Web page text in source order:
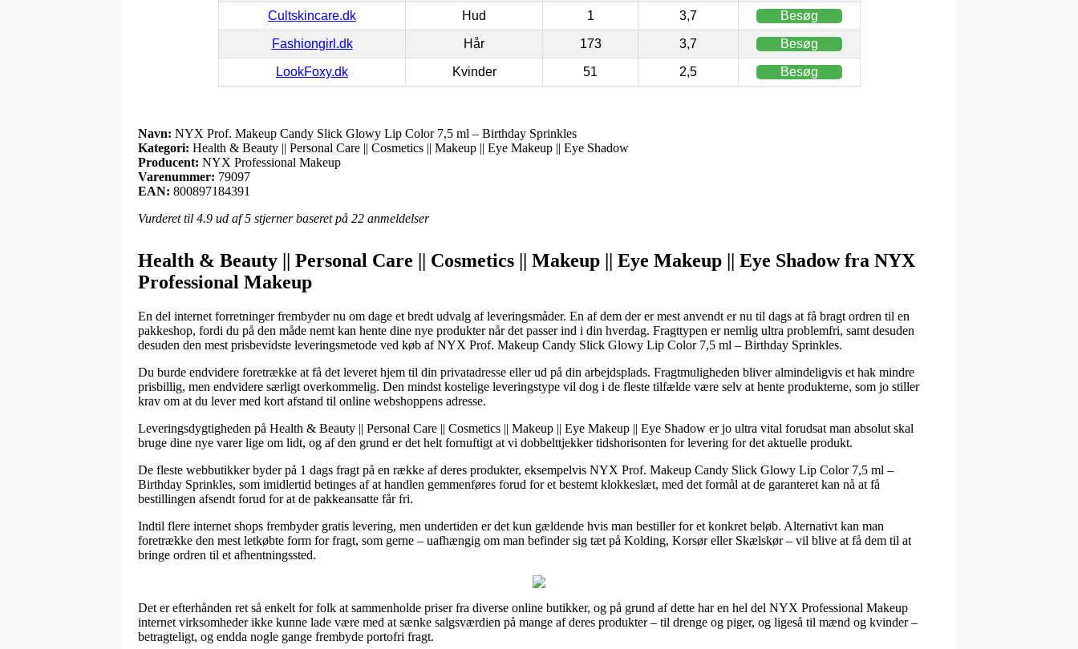
Cultskincare.dk Hud 1 3,7 Besøg
Fashiongirl.dk Hår 173 3,7 Besøg
LookFoxy.dk Kvinder 51 2,5 Besøg
Navn: NYX Prof. Makeup Candy Slick Glowy Lip Color 7,5 ml – Birthday Sprinkles
Kategori: Health & Beauty || Personal Care || Cosmetics || Makeup || Eye Makeup || Eye Shadow
Producent: NYX Professional Makeup
Varenummer: 79097
EAN: 800897184391
Vurderet til 4.9 ud af 5 stjerner baseret på 22 anmeldelser
Health & Beauty || Personal Care || Cosmetics || Makeup || Eye Makeup || Eye Shadow fra NYX
Professional Makeup
En del internet forretninger frembyder nu om dage et bredt udvalg af leveringsmåder. En af dem der er mest anvendt er nu til dags at få bragt ordren til en
pakkeshop, fordi du på den måde nemt kan hente dine nye produkter når det passer ind i din hverdag. Fragttypen er nemlig ultra problemfri, samt desuden
desuden den mest prisbevidste leveringsmetode ved køb af NYX Prof. Makeup Candy Slick Glowy Lip Color 7,5 ml – Birthday Sprinkles.
Du burde endvidere foretrække at få det leveret hjem til din privatadresse eller ud på din arbejdsplads. Fragtmuligheden bliver almindeligvis et hak mindre
prisbillig, men endvidere særligt overkommelig. Den mindst kostelige leveringstype vil dog i de fleste tilfælde være selv at hente produkterne, som jo stiller
krav om at du lever med kort afstand til online webshoppens adresse.
Leveringsdygtigheden på Health & Beauty || Personal Care || Cosmetics || Makeup || Eye Makeup || Eye Shadow er jo ultra vital forudsat man absolut skal
bruge dine nye varer lige om lidt, og af den grund er det helt fornuftigt at vi dobbelttjekker tidshorisonten for levering for det aktuelle produkt.
De fleste webbutikker byder på 1 dags fragt på en række af deres produkter, eksempelvis NYX Prof. Makeup Candy Slick Glowy Lip Color 7,5 ml –
Birthday Sprinkles, som imidlertid betinges af at handlen gemmenføres forud for et bestemt klokkeslæt, med det formål at de garanteret kan nå at få
bestillingen afsendt forud for at de pakkeansatte får fri.
Indtil flere internet shops frembyder gratis levering, men undertiden er det kun gældende hvis man bestiller for et konkret beløb. Alternativt kan man
foretrække den mest letkøbte form for fragt, som gerne – uafhængig om man befinder sig tæt på Kolding, Korsør eller Skælskør – vil blive at få dem til at
bringe ordren til et afhentningssted.
Det er efterhånden ret så enkelt for folk at sammenholde priser fra diverse online butikker, og på grund af dette har en hel del NYX Professional Makeup
internet virksomheder ikke kunne lade være med at sænke salgsværdien på mange af deres produkter – til drenge og piger, og ligeså til mænd og kvinder –
betragteligt, og endda nogle gange frembyde portofri fragt.